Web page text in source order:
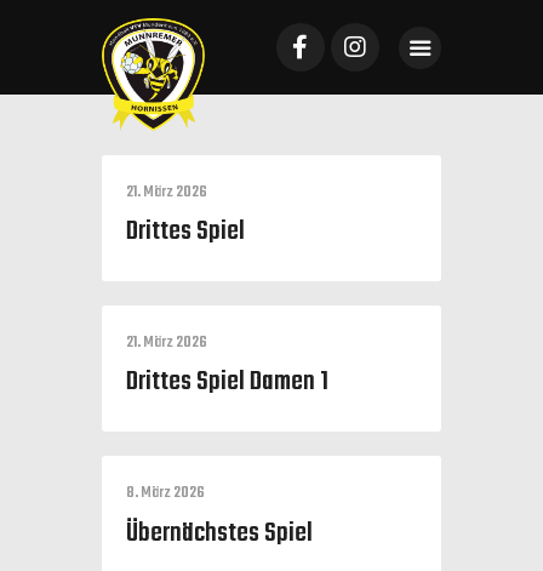
Mannschaften
News
Galerie
21. März 2026
Drittes Spiel
21. März 2026
Drittes Spiel Damen 1
8. März 2026
Übernächstes Spiel